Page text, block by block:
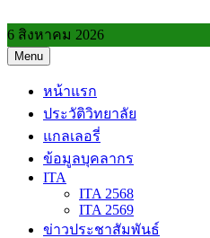
to
content
6 สิงหาคม 2026
Menu
หน้าแรก
ประวัติวิทยาลัย
แกลเลอรี่
ข้อมูลบุคลากร
ITA
ITA 2568
ITA 2569
ข่าวประชาสัมพันธ์